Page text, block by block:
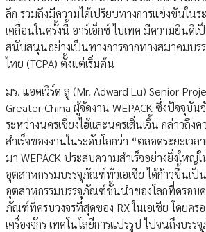
ลึก รวมถึงมีความได้เปรียบทางการแข่งขันในร
เคลื่อนในครั้งนี้ อาร์เอ็กซ์ ไบเทค มีความยินดีเ
สนับสนุนอย่างเป็นทางการจากทางสมาคมบ
ไทย (TCPA) ตั้งแต่เริ่มต้น
มร. แอดเวิร์ด ลู (Mr. Adward Lu) Senior
Greater China ผู้จัดงาน WEPACK ซึ่งปัจจุบัน
ระหว่างนครเซี่ยงไฮ้และนครเสิ่นเจิ้น กล่าวถึง
สำเร็จของงานในระดับโลกว่า “ตลอดระยะเว
มา WEPACK ประสบความสำเร็จอย่างยิ่งใหญ่
อุตสาหกรรมบรรจุภัณฑ์ทั่วเอเชีย ได้ก้าวขึ้นเ
อุตสาหกรรมบรรจุภัณฑ์ชั้นนำของโลกที่ครอบ
ภัณฑ์ที่ครบวงจรที่สุดของ RX ในเอเชีย โดยค
เครื่องจักร เทคโนโลยีการแปรรูป ไปจนถึงบร